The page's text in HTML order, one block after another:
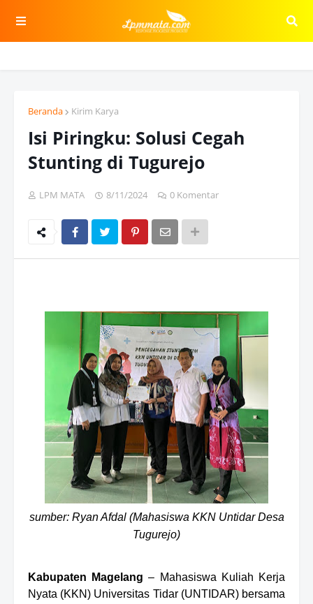
Beranda Kirim Karya
Isi Piringku: Solusi Cegah
Stunting di Tugurejo
LPM MATA 8/11/2024 0 Komentar
sumber: Ryan Afdal (Mahasiswa KKN Untidar Desa
Tugurejo)
Kabupaten Magelang – Mahasiswa Kuliah Kerja
Nyata (KKN) Universitas Tidar (UNTIDAR) bersama